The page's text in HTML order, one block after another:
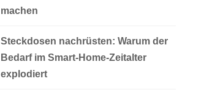
machen
Steckdosen nachrüsten: Warum der
Bedarf im Smart-Home-Zeitalter
explodiert